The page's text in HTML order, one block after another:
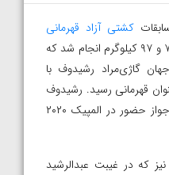
کشتی آزاد قهرمانی
فینال‌های اوزان ۶۱، ۶۵، ۷۹ و ۹۷ کیلوگرم انجام شد که
گاژی‌مراد رشیدوف با
قهرمانی رسید. رشیدوف
با این پیروزی به احتمال فراوان جواز حضور در المپیک ۲۰۲۰
۹۷ کیلوگرم نیز که در غیبت عبدالرشید